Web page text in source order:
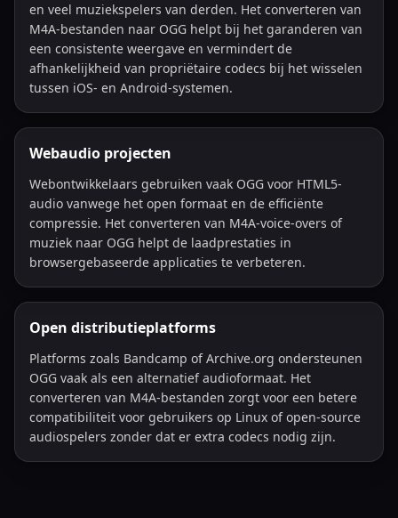
en veel muziekspelers van derden. Het converteren van
M4A-bestanden naar OGG helpt bij het garanderen van
een consistente weergave en vermindert de
afhankelijkheid van propriëtaire codecs bij het wisselen
tussen iOS- en Android-systemen.
Webaudio projecten
Webontwikkelaars gebruiken vaak OGG voor HTML5-
audio vanwege het open formaat en de efficiënte
compressie. Het converteren van M4A-voice-overs of
muziek naar OGG helpt de laadprestaties in
browsergebaseerde applicaties te verbeteren.
Open distributieplatforms
Platforms zoals Bandcamp of Archive.org ondersteunen
OGG vaak als een alternatief audioformaat. Het
converteren van M4A-bestanden zorgt voor een betere
compatibiliteit voor gebruikers op Linux of open-source
audiospelers zonder dat er extra codecs nodig zijn.